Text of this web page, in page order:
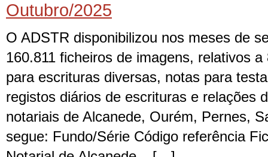
Outubro/2025
O ADSTR disponibilizou nos meses de
160.811 ficheiros de imagens, relativos
para escrituras diversas, notas para
registos diários de escrituras e relações
notariais de Alcanede, Ourém, Pernes,
segue: Fundo/Série Código referência